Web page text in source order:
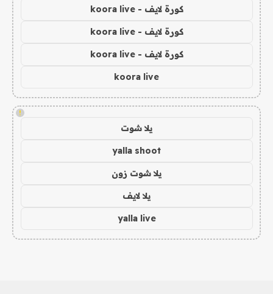
كورة لايف - koora live
كورة لايف - koora live
كورة لايف - koora live
koora live
!
يلا شوت
yalla shoot
يلا شوت زون
يلا لايف
yalla live